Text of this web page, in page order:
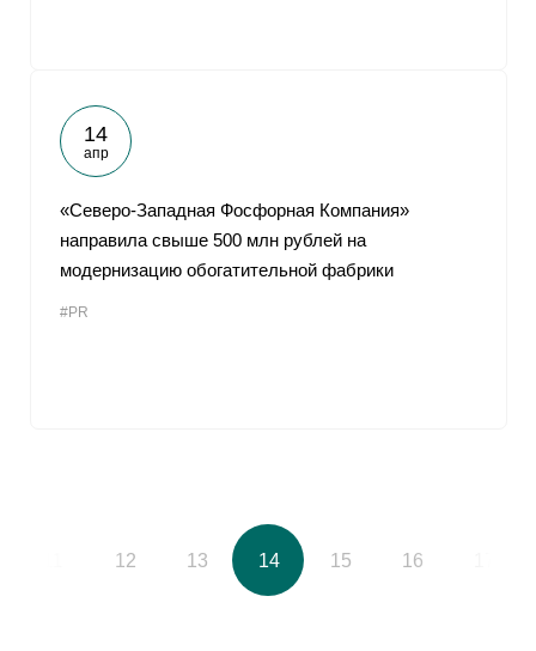
14
апр
«Северо-Западная Фосфорная Компания»
направила свыше 500 млн рублей на
модернизацию обогатительной фабрики
#PR
12 13 14 15 16